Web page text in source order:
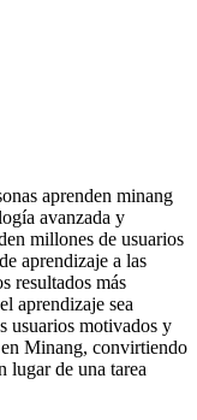
aprenden minang
avanzada y
millones de usuarios
aprendizaje a las
resultados más
aprendizaje sea
usuarios motivados y
en Minang, convirtiendo
lugar de una tarea